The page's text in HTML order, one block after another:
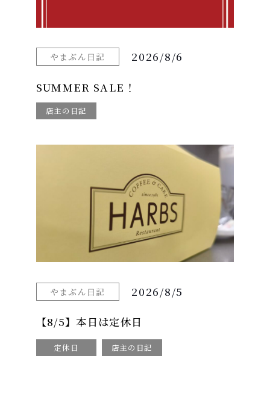
やまぶん日記 2026/8/6
SUMMER SALE！
店主の日記
やまぶん日記 2026/8/5
【8/5】本日は定休日
定休日 店主の日記